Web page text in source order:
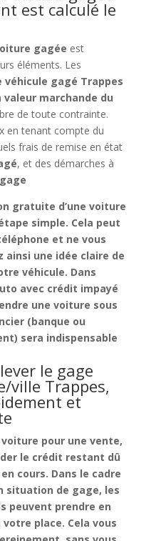
est calculé le
gagée est
éléments. Les
gagé Trappes
valeur marchande du
de toute contrainte.
en tenant compte du
frais de remise en état
, et des démarches à
gratuite d’une voiture
simple. Cela peut
et ne vous
ainsi une idée claire de
véhicule. Dans
avec crédit impayé
une voiture sous
(banque ou
sera indispensable
le gage
ville Trappes,
et
voiture pour une vente,
le crédit restant dû
cours. Dans le cadre
situation de gage, les
peuvent prendre en
place. Cela vous